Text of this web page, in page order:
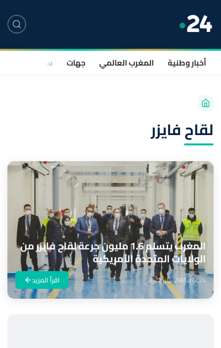
أخبار وطنية المغرب العالمي جهات سياسة
لقاح فايزر
المغرب يتسلم 1.6 مليون جرعة لقاح فايزر من
الولايات المتحدة الأمريكية
Maroc2429 يناير 2022 اقرأ المزيد